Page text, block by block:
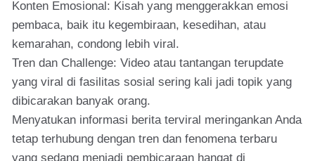
Konten Emosional: Kisah yang menggerakkan emosi
pembaca, baik itu kegembiraan, kesedihan, atau
kemarahan, condong lebih viral.
Tren dan Challenge: Video atau tantangan terupdate
yang viral di fasilitas sosial sering kali jadi topik yang
dibicarakan banyak orang.
Menyatukan informasi berita terviral meringankan Anda
tetap terhubung dengan tren dan fenomena terbaru
yang sedang menjadi pembicaraan hangat di